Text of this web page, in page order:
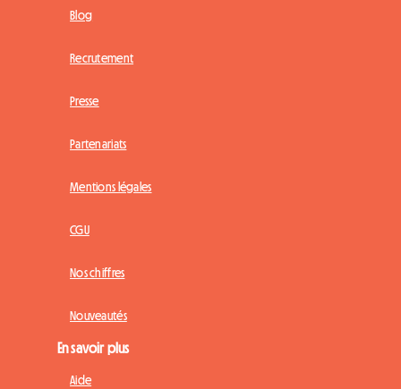
Blog
Recrutement
Presse
Partenariats
Mentions légales
CGU
Nos chiffres
Nouveautés
En savoir plus
Aide